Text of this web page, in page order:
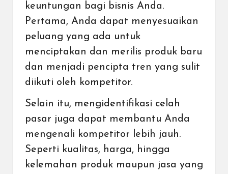
keuntungan bagi bisnis Anda.
Pertama, Anda dapat menyesuaikan
peluang yang ada untuk
menciptakan dan merilis produk baru
dan menjadi pencipta tren yang sulit
diikuti oleh kompetitor.
Selain itu, mengidentifikasi celah
pasar juga dapat membantu Anda
mengenali kompetitor lebih jauh.
Seperti kualitas, harga, hingga
kelemahan produk maupun jasa yang